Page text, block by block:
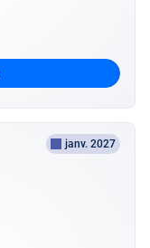
janv. 2027